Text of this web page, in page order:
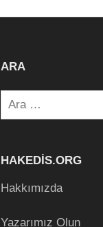
ARA
Arama:
HAKEDIS.ORG
Hakkımızda
Yazarımız Olun